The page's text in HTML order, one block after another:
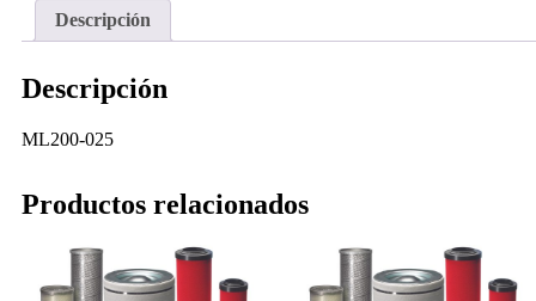
Descripción
Descripción
ML200-025
Productos relacionados